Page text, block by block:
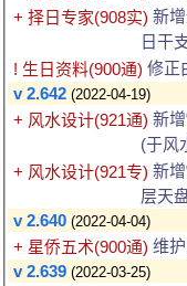
+ 择日专家(908实) 新
日干
! 生日资料(900通) 修正
v 2.642 (2022-04-19)
+ 风水设计(921通) 新
(于风
+ 风水设计(921专) 新
层天
v 2.640 (2022-04-04)
+ 星侨五术(900通) 维
v 2.639 (2022-03-25)